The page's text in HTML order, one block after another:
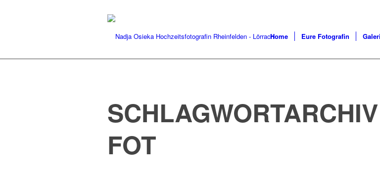
Home Eure Fotografin
FOT